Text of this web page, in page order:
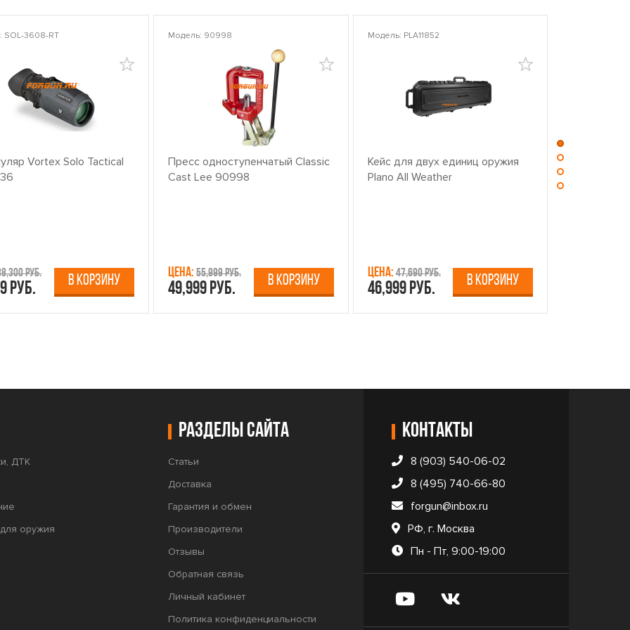
SOL-3608-RT
Vortex Solo Tactical
руб.
руб. В КОРЗИНУ
Модель: 90998
Пресс одноступенчатый Classic
Cast Lee 90998
Цена: 55,999 руб.
49,999 руб. В КОРЗИНУ
Модель: PLA11852
Кейс для двух единиц оружия
Plano All Weather
Цена:47,690 руб.
46,999 руб. В КОРЗИНУ
Контакты
8 (903) 540-06-02
8 (495) 740-66-80
forgun@inbox.ru
РФ, г. Москва
Пн - Пт, 9:00-19:00
ДТК
оружия
Разделы сайта
Статьи
Доставка
Гарантия и обмен
Производители
Отзывы
Обратная связь
Личный кабинет
Политика конфиденциальности